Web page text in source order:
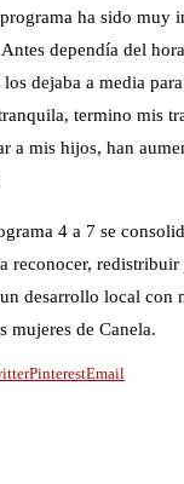
ha sido muy
dependía del
dejaba a media
termino mis
a mis hijos, han
4 a 7 se
reconocer,
desarrollo local con
mujeres de Canela.
PinterestEmail